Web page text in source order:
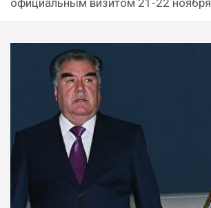
официальным визитом 21-22 ноября